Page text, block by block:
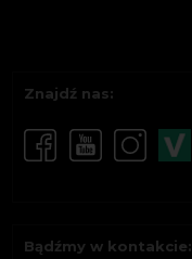
Znajdź nas:
Bądźmy w kontakcie: